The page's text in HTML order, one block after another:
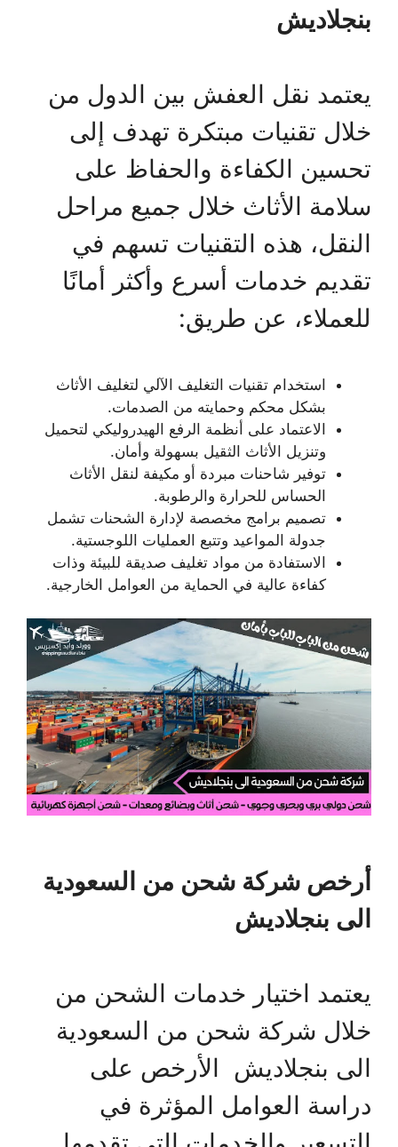
بنجلاديش
يعتمد نقل العفش بين الدول من
خلال تقنيات مبتكرة تهدف إلى
تحسين الكفاءة والحفاظ على
سلامة الأثاث خلال جميع مراحل
النقل، هذه التقنيات تسهم في
تقديم خدمات أسرع وأكثر أمانًا
للعملاء، عن طريق:
استخدام تقنيات التغليف الآلي لتغليف الأثاث
بشكل محكم وحمايته من الصدمات.
الاعتماد على أنظمة الرفع الهيدروليكي لتحميل
وتنزيل الأثاث الثقيل بسهولة وأمان.
توفير شاحنات مبردة أو مكيفة لنقل الأثاث
الحساس للحرارة والرطوبة.
تصميم برامج مخصصة لإدارة الشحنات تشمل
جدولة المواعيد وتتبع العمليات اللوجستية.
الاستفادة من مواد تغليف صديقة للبيئة وذات
كفاءة عالية في الحماية من العوامل الخارجية.
أرخص شركة شحن من السعودية
الى بنجلاديش
يعتمد اختيار خدمات الشحن من
خلال شركة شحن من السعودية
الى بنجلاديش الأرخص على
دراسة العوامل المؤثرة في